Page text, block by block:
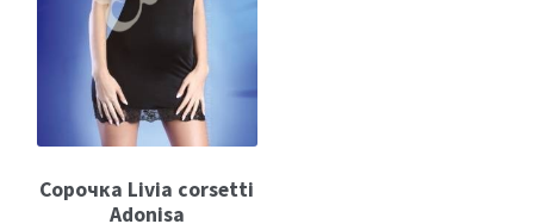
Сорочка Livia corsetti
Adonisa